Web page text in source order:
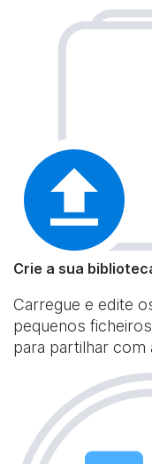
Crie a sua
Carregue e edite
pequenos
para partilhar com